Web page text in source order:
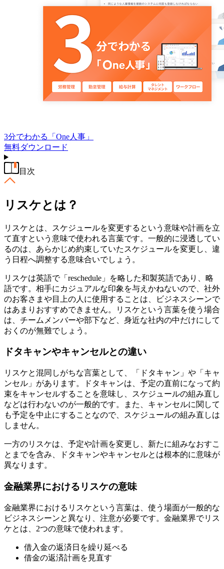
3分でわかる「One人事」
無料ダウンロード
目次
リスケとは？
リスケとは、スケジュールを変更するという意味や計画を立
て直すという意味で使われる言葉です。一般的に浸透してい
るのは、あらかじめ約束していたスケジュールを変更し、違
う日程へ調整する意味合いでしょう。
リスケは英語で「reschedule」を略した和製英語であり、略
語です。相手にカジュアルな印象を与えかねないので、社外
のお客さまや目上の人に使用することは、ビジネスシーンで
はあまりおすすめできません。リスケという言葉を使う場合
は、チームメンバーや部下など、身近な社内の中だけにして
おくのが無難でしょう。
ドタキャンやキャンセルとの違い
リスケと混同しがちな言葉として、「ドタキャン」や「キャ
ンセル」があります。ドタキャンは、予定の直前になって約
束をキャンセルすることを意味し、スケジュールの組み直し
などは行わないのが一般的です。また、キャンセルに関して
も予定を中止にすることなので、スケジュールの組み直しは
しません。
一方のリスケは、予定や計画を変更し、新たに組みなおすこ
とまでを含み、ドタキャンやキャンセルとは根本的に意味が
異なります。
金融業界におけるリスケの意味
金融業界におけるリスケという言葉は、使う場面が一般的な
ビジネスシーンと異なり、注意が必要です。金融業界でリス
ケとは、2つの意味で使われます。
借入金の返済日を繰り延べる
借金の返済計画を見直す